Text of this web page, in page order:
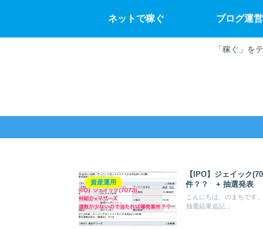
「稼ぐ」を
ネットで稼ぐ ブログ運営
資産運用
【IPO】ジェイック
件？？ + 抽選発表
こんにちは、のまちです
抽選結果追記...